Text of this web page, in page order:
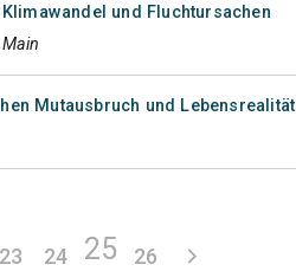
und Fluchtursachen
Mutausbruch und Lebensrealität
23 24 25 26